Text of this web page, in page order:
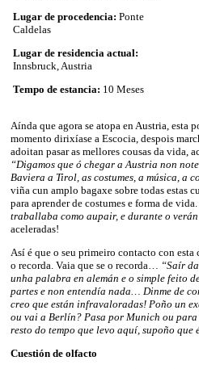
Lugar de procedencia: Ponte
Caldelas
Lugar de residencia actual:
Innsbruck, Austria
Tempo de estancia: 10 Meses
Aínda que agora se atopa en Austria, esta
momento dirixíase a Escocia, despois
adoitan pasar as mellores cousas da vida,
“Digamos que ó chegar a Austria non
Baviera a Tirol, as costumes, a música, a
viña cun amplo bagaxe sobre todas estas
para aprender de costumes e forma de vida.
traballaba como aupair, e durante o
aceleradas!
Así é que o seu primeiro contacto con
o recorda. Vaia que se o recorda…
“Saír
unha palabra en alemán e o simple feito
partes e non entendía nada… Dinme de
creo que están infravaloradas! Poño un
ou vai a Berlín? Pasa por Munich ou para
resto do tempo que levo aquí, supoño
Cuestión de olfacto